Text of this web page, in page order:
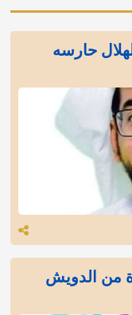
حارسه
من الدويش